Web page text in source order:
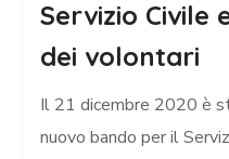
Servizio Civile
dei volontari
Il 21 dicembre 2020 è
nuovo bando per il